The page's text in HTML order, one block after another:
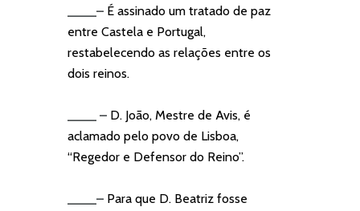
– É assinado um tratado de paz
entre Castela e Portugal,
restabelecendo as relações entre os
dois reinos.
– D. João, Mestre de Avis, é
aclamado pelo povo de Lisboa,
“Regedor e Defensor do Reino”.
– Para que D. Beatriz fosse